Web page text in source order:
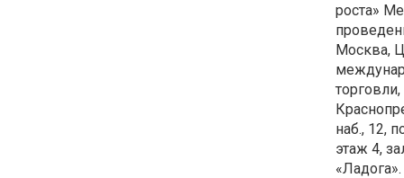
роста»
Москва,
торговли,
наб., 12,
этаж 4,
«Ладога».